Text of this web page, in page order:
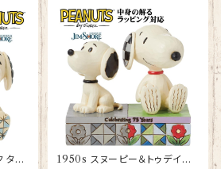
タピ
1950s スヌーピー＆トゥデイズ